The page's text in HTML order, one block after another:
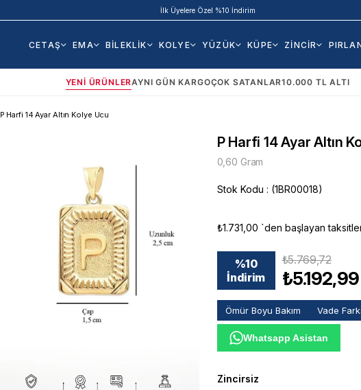
İlk Üyelere Özel %10 İndirim
CETAŞ EMA BİLEKLİK KOLYE YÜZÜK KÜPE ZİNCİR
YENI ÜRÜNLERAYNI GÜN KARGOÇOK SATANLAR10.000 TL ALTI
P Harfi 14 Ayar Altın Kolye Ucu
P Harfi 14 Ayar Altın
0,60 Gram
Stok Kodu (1BR00018)
₺1.731,00 `den başlayan
%10
İndirim
₺5.769,72
₺5.192,99
Ömür Boyu Bakım Vade
Whatsapp Asistan
Zincirsiz